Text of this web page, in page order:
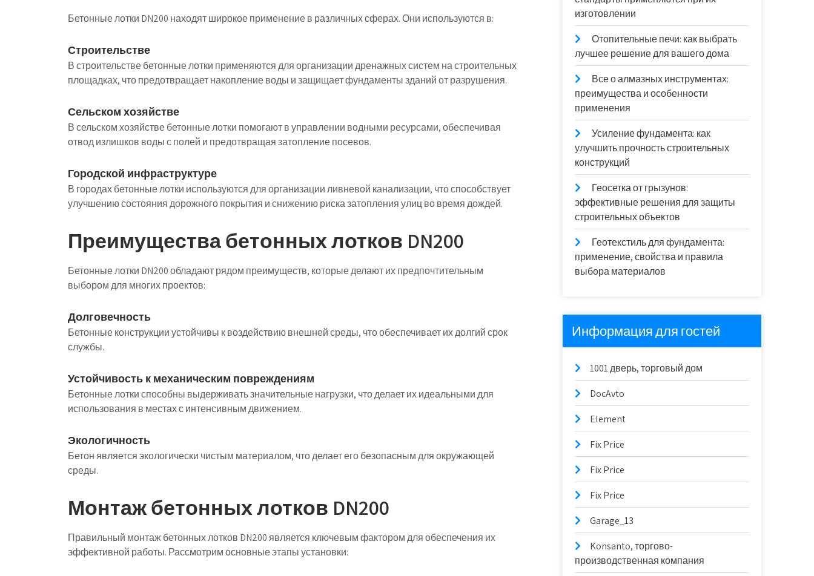
Бетонные лотки DN200 находят широкое применение в различных сферах. Они используются в:
Строительстве
В строительстве бетонные лотки применяются для организации дренажных систем на строительных
площадках, что предотвращает накопление воды и защищает фундаменты зданий от разрушения.
Сельском хозяйстве
В сельском хозяйстве бетонные лотки помогают в управлении водными ресурсами, обеспечивая
отвод излишков воды с полей и предотвращая затопление посевов.
Городской инфраструктуре
В городах бетонные лотки используются для организации ливневой канализации, что способствует
улучшению состояния дорожного покрытия и снижению риска затопления улиц во время дождей.
Преимущества бетонных лотков DN200
Бетонные лотки DN200 обладают рядом преимуществ, которые делают их предпочтительным
выбором для многих проектов:
Долговечность
Бетонные конструкции устойчивы к воздействию внешней среды, что обеспечивает их долгий срок
службы.
Устойчивость к механическим повреждениям
Бетонные лотки способны выдерживать значительные нагрузки, что делает их идеальными для
использования в местах с интенсивным движением.
Экологичность
Бетон является экологически чистым материалом, что делает его безопасным для окружающей
среды.
Монтаж бетонных лотков DN200
Правильный монтаж бетонных лотков DN200 является ключевым фактором для обеспечения их
эффективной работы. Рассмотрим основные этапы установки:
изготовлении
Отопительные печи: как выбрать
лучшее решение для вашего дома
Все о алмазных инструментах:
преимущества и особенности
применения
Усиление фундамента: как
улучшить прочность строительных
конструкций
Геосетка от грызунов:
эффективные решения для защиты
строительных объектов
Геотекстиль для фундамента:
применение, свойства и правила
выбора материалов
Информация для гостей
1001 дверь, торговый дом
DocAvto
Element
Fix Price
Fix Price
Fix Price
Garage_13
Konsanto, торгово-
производственная компания